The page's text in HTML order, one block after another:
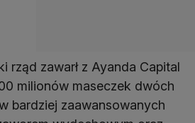
rząd zawarł z Ayanda Capital
milionów maseczek dwóch
bardziej zaawansowanych